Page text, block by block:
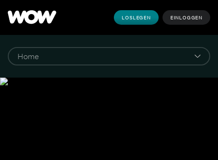
LOSLEGEN EINLOGGEN